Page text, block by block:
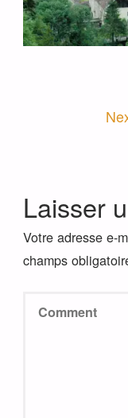
Laisser
Votre adresse e-
champs